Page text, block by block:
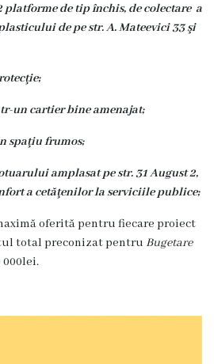
platforme de tip închis, de colectare a
de pe str. A. Mateevici 33 şi
un cartier bine amenajat;
spaţiu frumos;
amplasat pe str. 31 August 2,
a cetăţenilor la serviciile publice;
oferită pentru fiecare proiect
total preconizat pentru Bugetare
000lei.